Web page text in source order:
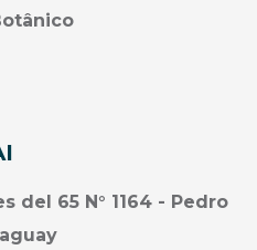
del 65 N° 1164 - Pedro